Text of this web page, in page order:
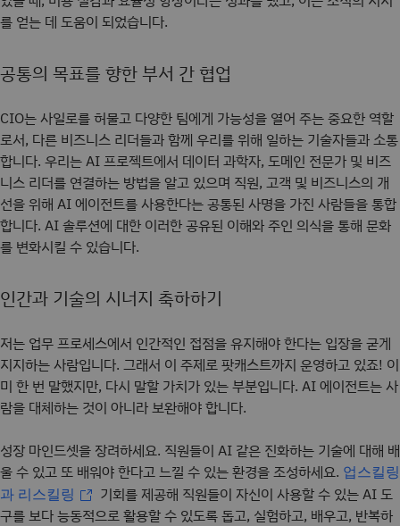
를 얻는 데 도움이 되었습니다.
공통의 목표를 향한 부서 간 협업
CIO는 사일로를 허물고 다양한 팀에게 가능성을 열어 주는 중요한 역할
로서, 다른 비즈니스 리더들과 함께 우리를 위해 일하는 기술자들과 소통
합니다. 우리는 AI 프로젝트에서 데이터 과학자, 도메인 전문가 및 비즈
니스 리더를 연결하는 방법을 알고 있으며 직원, 고객 및 비즈니스의 개
선을 위해 AI 에이전트를 사용한다는 공통된 사명을 가진 사람들을 통합
합니다. AI 솔루션에 대한 이러한 공유된 이해와 주인 의식을 통해 문화
를 변화시킬 수 있습니다.
인간과 기술의 시너지 축하하기
저는 업무 프로세스에서 인간적인 접점을 유지해야 한다는 입장을 굳게
지지하는 사람입니다. 그래서 이 주제로 팟캐스트까지 운영하고 있죠! 이
미 한 번 말했지만, 다시 말할 가치가 있는 부분입니다. AI 에이전트는 사
람을 대체하는 것이 아니라 보완해야 합니다.
성장 마인드셋을 장려하세요. 직원들이 AI 같은 진화하는 기술에 대해 배
울 수 있고 또 배워야 한다고 느낄 수 있는 환경을 조성하세요. 업스킬링
과 리스킬링
기회를 제공해 직원들이 자신이 사용할 수 있는 AI 도
구를 보다 능동적으로 활용할 수 있도록 돕고, 실험하고, 배우고, 반복하